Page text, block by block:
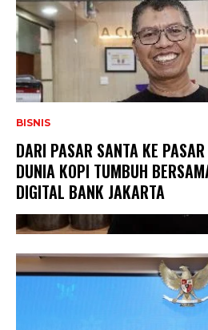
BISNIS
DARI PASAR SANTA KE
DUNIA KOPI TUMBUH
DIGITAL BANK JAKARTA